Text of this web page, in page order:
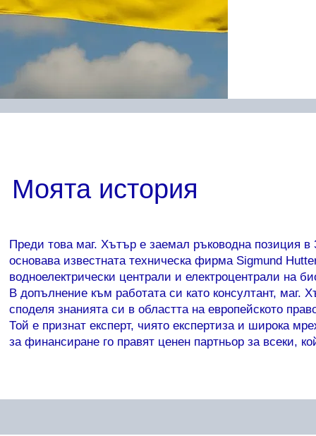
Моята история
Преди това маг. Хътър е заемал ръководна позиция
основава известната техническа фирма Sigmund
водноелектрически централи и електроцентрали на
В допълнение към работата си като консултант, маг.
споделя знанията си в областта на европейското
Той е признат експерт, чиято експертиза и широка
за финансиране го правят ценен партньор за всеки,